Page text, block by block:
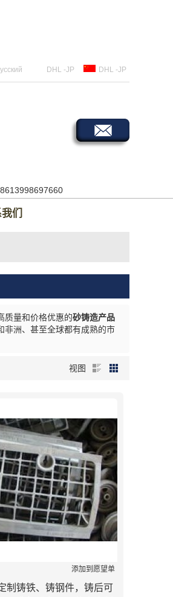
DHL -JP DHL -JP
们
质量和价格优惠的砂铸造产品
非洲、甚至全球都有成熟的市
视图
添加到愿望单
制铸铁、铸钢件，铸后可